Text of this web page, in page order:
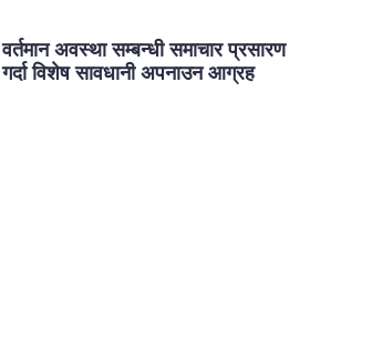
वर्तमान अवस्था सम्बन्धी समाचार प्रसारण
गर्दा विशेष सावधानी अपनाउन आग्रह